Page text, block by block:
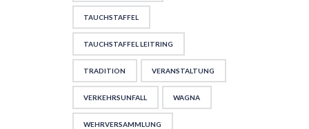
TAUCHSTAFFEL
TAUCHSTAFFEL LEITRING
TRADITION VERANSTALTUNG
VERKEHRSUNFALL WAGNA
WEHRVERSAMMLUNG